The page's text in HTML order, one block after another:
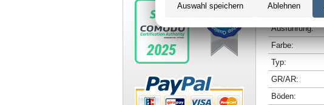
Länge:
Ausführung:
Farbe:
Typ:
GR/AR:
Böden:
Auswahl speichern Ablehnen